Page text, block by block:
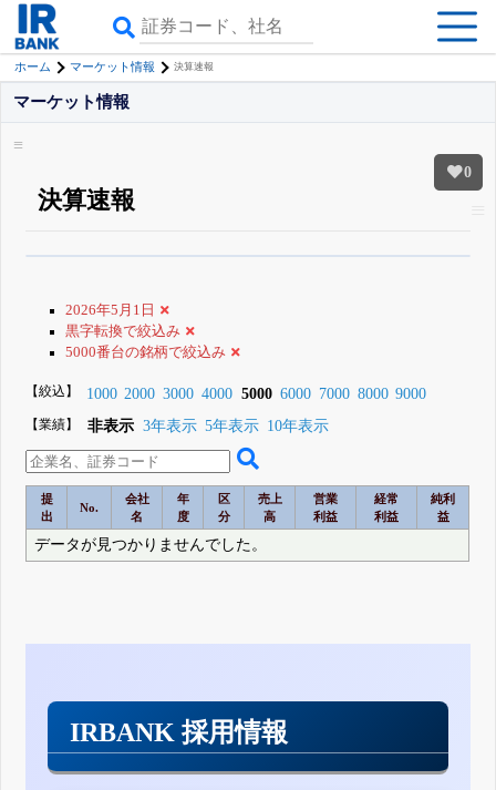
ホーム マーケット情報 決算速報
0
マーケット情報
決算速報
登録すると永久30%OFFと米株版の先行利用も付きます
2026年5月1日
黒字転換で絞込み
5000番台の銘柄で絞込み
【絞込】 1000 2000 3000 4000 5000 6000 7000 8000 9000
【業績】 非表示 3年表示 5年表示 10年表示
提
出
No.
会社
名
年
度
区
分
売上
高
営業
利益
経常
利益
純利
益
データが見つかりませんでした。
IRBANK 採用情報